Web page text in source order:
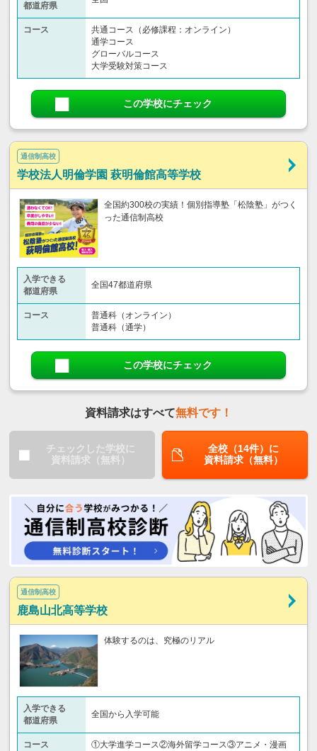
都道府県
コース
共通コース（必修課程：オンライン）
通学コース
グローバルコース
大学受験対策コース
この学校にチェック
通信制高校
学校法人明倫学園 萩明倫館高等学校
全国約300校の実績！個別指導塾「松陰塾」がつく
った通信制高校
入学できる
都道府県
全国47都道府県
コース
普通科（オンライン）
普通科（通学）
この学校にチェック
資料請求はすべて無料です！
チェックした学校に
資料請求（無料）
全校（14件）に
資料請求（無料）
通信制高校
鹿島山北高等学校
体験するのは、究極のリアル
入学できる
都道府県
全国から入学可能
コース
①大学進学コース②海外留学コース③アニメ・漫画